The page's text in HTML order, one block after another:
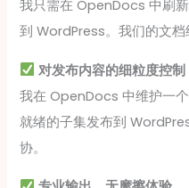
我只需在 OpenDocs 中刷
到 WordPress。我们的文档
对发布内容的细粒度控制
我在 OpenDocs 中维护一
就绪的子集发布到
协。